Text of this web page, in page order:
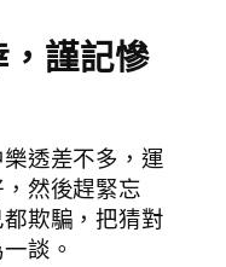
謹記慘
透差不多，運
然後趕緊忘
欺騙，把猜對
談。